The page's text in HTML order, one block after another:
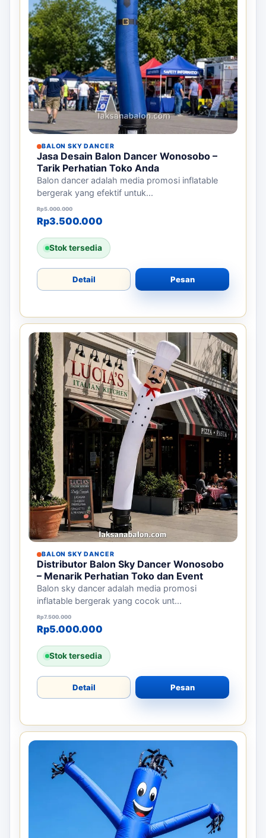
BALON SKY DANCER
Jasa Desain Balon Dancer Wonosobo –
Tarik Perhatian Toko Anda
Balon dancer adalah media promosi inflatable
bergerak yang efektif untuk...
Rp5.000.000
Harga aslinya adalah: Rp5.000.000.
Rp3.500.000
Harga saat ini adalah: Rp3.500.000.
Stok tersedia
Detail Pesan
BALON SKY DANCER
Distributor Balon Sky Dancer Wonosobo
– Menarik Perhatian Toko dan Event
Balon sky dancer adalah media promosi
inflatable bergerak yang cocok unt...
Rp7.500.000
Harga aslinya adalah: Rp7.500.000.
Rp5.000.000
Harga saat ini adalah: Rp5.000.000.
Stok tersedia
Detail Pesan